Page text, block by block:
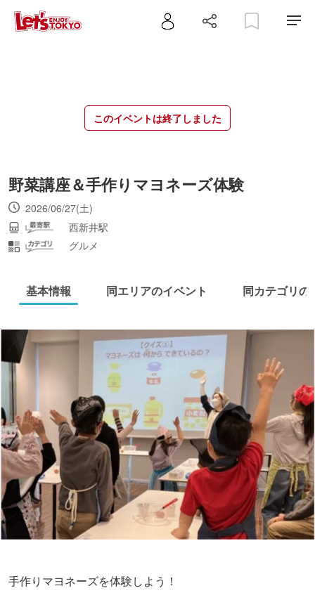
このイベントは終了しました
野菜講座＆手作りマヨネーズ体験
2026/06/27(土)
西新井駅
グルメ
基本情報 同エリアのイベント 同カテゴリの
手作りマヨネーズを体験しよう！